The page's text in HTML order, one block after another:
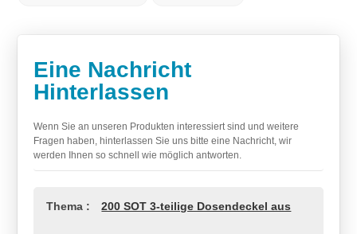
Eine Nachricht
Hinterlassen
Wenn Sie an unseren Produkten interessiert sind und weitere
Fragen haben, hinterlassen Sie uns bitte eine Nachricht, wir
werden Ihnen so schnell wie möglich antworten.
Thema : 200 SOT 3-teilige Dosendeckel aus